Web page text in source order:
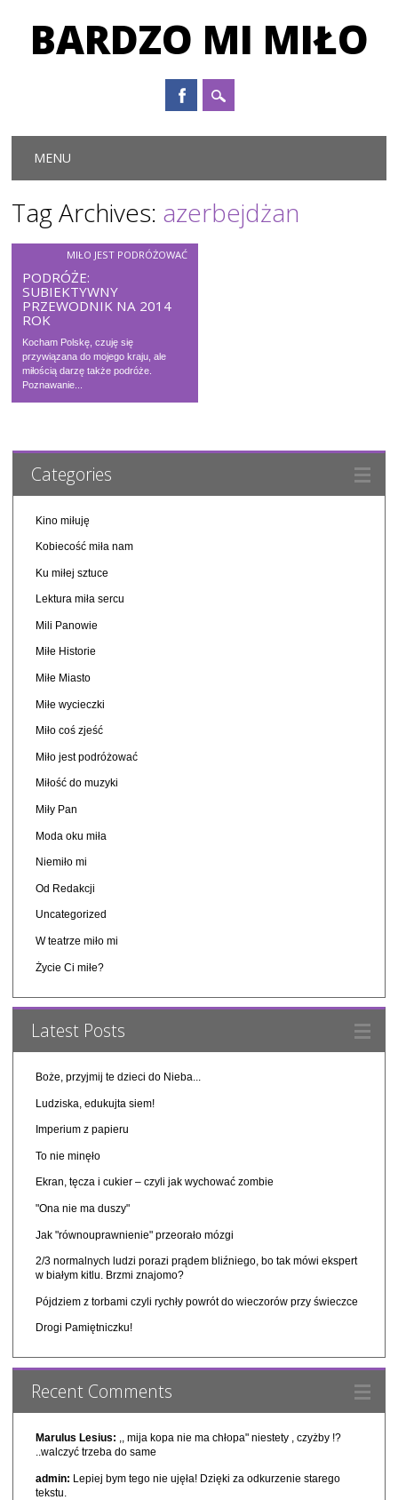
BARDZO MI MIŁO
Main menu
MENU
Tag Archives: azerbejdżan
MIŁO JEST PODRÓŻOWAĆ
PODRÓŻE:
SUBIEKTYWNY
PRZEWODNIK NA 2014
ROK
Kocham Polskę, czuję się
przywiązana do mojego kraju, ale
miłością darzę także podróże.
Poznawanie...
Categories
Kino miłuję
Kobiecość miła nam
Ku miłej sztuce
Lektura miła sercu
Mili Panowie
Miłe Historie
Miłe Miasto
Miłe wycieczki
Miło coś zjeść
Miło jest podróżować
Miłość do muzyki
Miły Pan
Moda oku miła
Niemiło mi
Od Redakcji
Uncategorized
W teatrze miło mi
Życie Ci miłe?
Latest Posts
Boże, przyjmij te dzieci do Nieba...
Ludziska, edukujta siem!
Imperium z papieru
To nie minęło
Ekran, tęcza i cukier – czyli jak wychować zombie
"Ona nie ma duszy"
Jak "równouprawnienie" przeorało mózgi
2/3 normalnych ludzi porazi prądem bliźniego, bo tak mówi ekspert
w białym kitlu. Brzmi znajomo?
Pójdziem z torbami czyli rychły powrót do wieczorów przy świeczce
Drogi Pamiętniczku!
Recent Comments
Marulus Lesius: ,, mija kopa nie ma chłopa" niestety , czyżby !?
..walczyć trzeba do same
admin: Lepiej bym tego nie ujęła! Dzięki za odkurzenie starego
tekstu.